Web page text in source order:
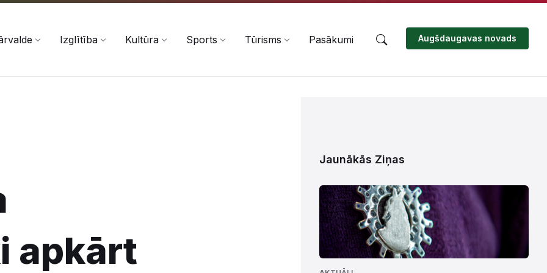
Izglītība Kultūra Sports Tūrisms Pasākumi Augšdaugavas novads
apkārt
Jaunākās Ziņas